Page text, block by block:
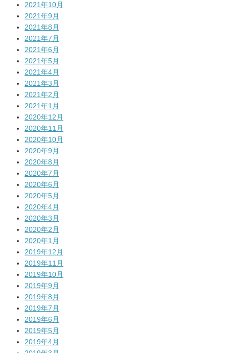
2021年10月
2021年9月
2021年8月
2021年7月
2021年6月
2021年5月
2021年4月
2021年3月
2021年2月
2021年1月
2020年12月
2020年11月
2020年10月
2020年9月
2020年8月
2020年7月
2020年6月
2020年5月
2020年4月
2020年3月
2020年2月
2020年1月
2019年12月
2019年11月
2019年10月
2019年9月
2019年8月
2019年7月
2019年6月
2019年5月
2019年4月